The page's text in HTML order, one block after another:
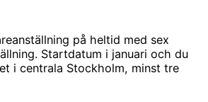
på heltid med sex
Startdatum i januari och du
i centrala Stockholm, minst tre